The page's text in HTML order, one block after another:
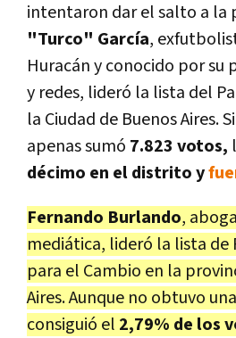
intentaron dar el salto a la
"Turco" García,
Huracán y conocido por su
y redes, lideró la lista del
la Ciudad de Buenos Aires.
apenas sumó 7.823 votos,
décimo en el distrito y
Fernando Burlando,
mediática, lideró la lista de
para el Cambio en la
Aires. Aunque no obtuvo
consiguió el 2,79% de los